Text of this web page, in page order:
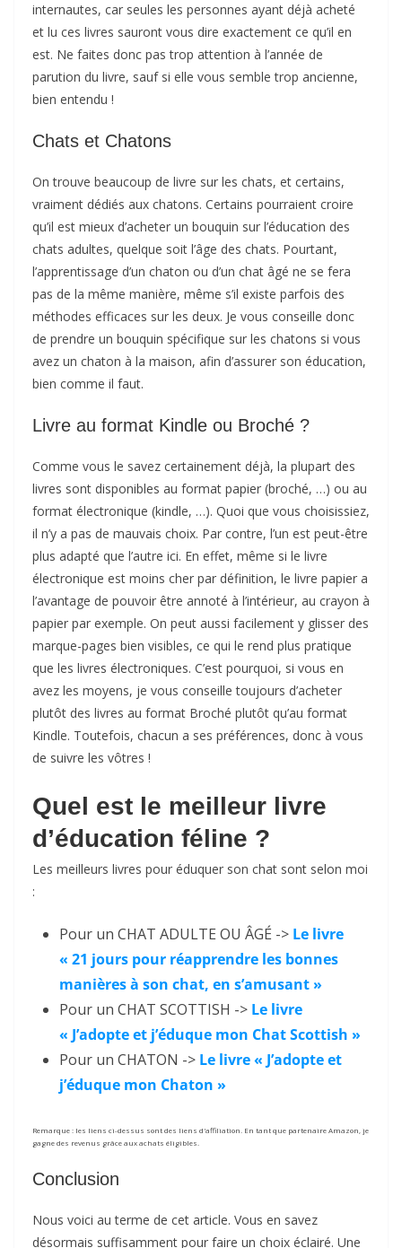
internautes, car seules les personnes ayant déjà acheté
et lu ces livres sauront vous dire exactement ce qu’il en
est. Ne faites donc pas trop attention à l’année de
parution du livre, sauf si elle vous semble trop ancienne,
bien entendu !
Chats et Chatons
On trouve beaucoup de livre sur les chats, et certains,
vraiment dédiés aux chatons. Certains pourraient croire
qu’il est mieux d’acheter un bouquin sur l’éducation des
chats adultes, quelque soit l’âge des chats. Pourtant,
l’apprentissage d’un chaton ou d’un chat âgé ne se fera
pas de la même manière, même s’il existe parfois des
méthodes efficaces sur les deux. Je vous conseille donc
de prendre un bouquin spécifique sur les chatons si vous
avez un chaton à la maison, afin d’assurer son éducation,
bien comme il faut.
Livre au format Kindle ou Broché ?
Comme vous le savez certainement déjà, la plupart des
livres sont disponibles au format papier (broché, …) ou au
format électronique (kindle, …). Quoi que vous choisissiez,
il n’y a pas de mauvais choix. Par contre, l’un est peut-être
plus adapté que l’autre ici. En effet, même si le livre
électronique est moins cher par définition, le livre papier a
l’avantage de pouvoir être annoté à l’intérieur, au crayon à
papier par exemple. On peut aussi facilement y glisser des
marque-pages bien visibles, ce qui le rend plus pratique
que les livres électroniques. C’est pourquoi, si vous en
avez les moyens, je vous conseille toujours d’acheter
plutôt des livres au format Broché plutôt qu’au format
Kindle. Toutefois, chacun a ses préférences, donc à vous
de suivre les vôtres !
Quel est le meilleur livre
d’éducation féline ?
Les meilleurs livres pour éduquer son chat sont selon moi
:
Pour un CHAT ADULTE OU ÂGÉ -> Le livre
« 21 jours pour réapprendre les bonnes
manières à son chat, en s’amusant »
Pour un CHAT SCOTTISH -> Le livre
« J’adopte et j’éduque mon Chat Scottish »
Pour un CHATON -> Le livre « J’adopte et
j’éduque mon Chaton »
Remarque : les liens ci-dessus sont des liens d'affiliation. En tant que partenaire Amazon, je
gagne des revenus grâce aux achats éligibles.
Conclusion
Nous voici au terme de cet article. Vous en savez
désormais suffisamment pour faire un choix éclairé. Une